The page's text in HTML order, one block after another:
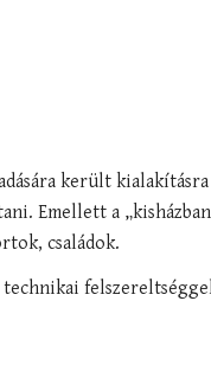
került
Emellett a
családok.